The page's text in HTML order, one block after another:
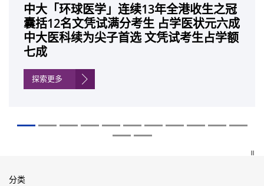
中大「环球医学」连续13年全港收生之冠
囊括12名文凭试满分考生 占学医状元六成
中大医科续为尖子首选 文凭试考生占学额
七成
探索更多
中大研发「AI-OCT」系统助测糖尿黄斑水
肿 假阳性转介个案锐减六成 缩短患者轮
候诊症时间
中大黄秀娟教授获颁中国工程界最高荣誉
「光华工程科技奖」 成为今届医药衞生领
域唯一香港学者
中大新设「香港中文大学凤凰奖学金」嘉
许公开试状元 鼓励学医状元走出课堂放眼
世界 装备21世纪妙手仁医
中大全新一站式PGT-Plus方案 精准辨识
传统检测中复杂基因异常「盲点」 降低人
工受孕流产及异常妊娠风险
中大发现青光眼治疗新靶点 小鼠实验证实
可恢复七成视力 有助开创崭新神经保护疗
法
中大成功拆解肝癌免疫治疗耐药性机制 揭
一种免疫细胞具「除废喂食」新功能助癌
细胞耐药性
中大与多名全球专家共同牵头跨国肺癌研
究 逾半晚期ALK阳性肺癌病人七年无恶化
因特定基因异常而引起的肺癌有望变成
「慢性病」 患者可与病共存
探索更多
中大教授陈重娥获颁「清野裕杰出领袖
奖」 成为本港首名学者荣膺亚洲糖尿病教
研最高荣誉
中大汇聚逾200位区域专家 探讨私人医疗
保险如何推动全民健康覆盖
探索更多
中大张源津医生成首位亚洲研究员 荣获国
际泌尿科权威奖项John K. Lattimer 讲座
奖
中大取得「从实验室到临床应用」研究突
破 初步证实GLP-1药物可改善严重中风康
复情况
分类